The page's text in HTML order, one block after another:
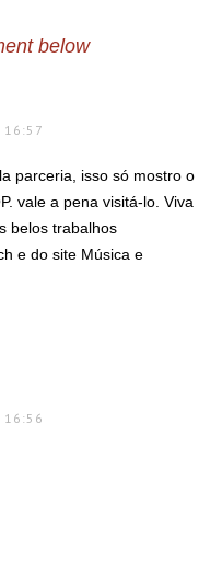
below
16:57
parceria, isso só mostro o
vale a pena visitá-lo. Viva
belos trabalhos
e do site Música e
16:56